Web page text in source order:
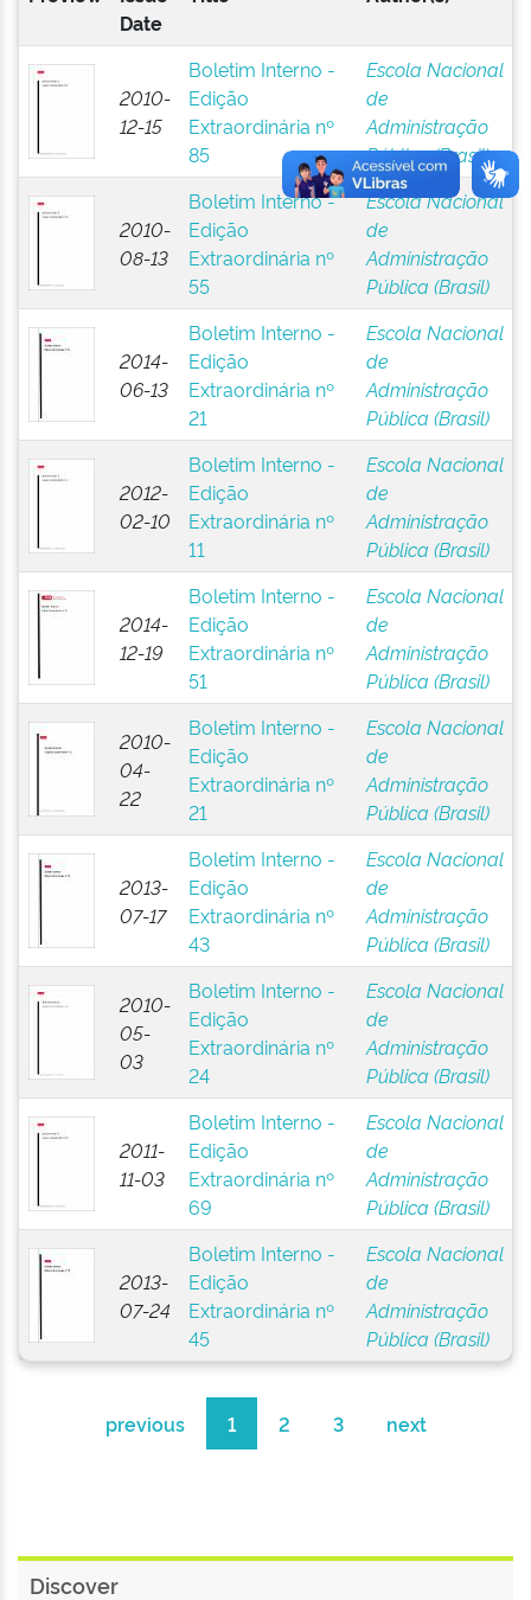
Date
2010-
12-15
Boletim Interno -
Edição
Extraordinária nº
85
Escola Nacional
de
Administração
Pública (Brasil)
2010-
08-13
Boletim Interno -
Edição
Extraordinária nº
55
Escola Nacional
de
Administração
Pública (Brasil)
2014-
06-13
Boletim Interno -
Edição
Extraordinária nº
21
Escola Nacional
de
Administração
Pública (Brasil)
2012-
02-10
Boletim Interno -
Edição
Extraordinária nº
11
Escola Nacional
de
Administração
Pública (Brasil)
2014-
12-19
Boletim Interno -
Edição
Extraordinária nº
51
Escola Nacional
de
Administração
Pública (Brasil)
2010-
04-
22
Boletim Interno -
Edição
Extraordinária nº
21
Escola Nacional
de
Administração
Pública (Brasil)
2013-
07-17
Boletim Interno -
Edição
Extraordinária nº
43
Escola Nacional
de
Administração
Pública (Brasil)
2010-
05-
03
Boletim Interno -
Edição
Extraordinária nº
24
Escola Nacional
de
Administração
Pública (Brasil)
2011-
11-03
Boletim Interno -
Edição
Extraordinária nº
69
Escola Nacional
de
Administração
Pública (Brasil)
2013-
07-24
Boletim Interno -
Edição
Extraordinária nº
45
Escola Nacional
de
Administração
Pública (Brasil)
previous 1 2 3 next
Discover